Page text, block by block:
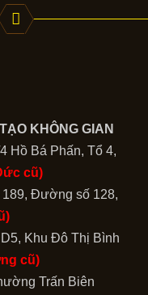
KHÔNG GIAN
Hồ Bá Phấn, Tổ 4,
cũ)
189, Đường số 128,
Khu Đô Thị Bình
cũ)
Trấn Biên